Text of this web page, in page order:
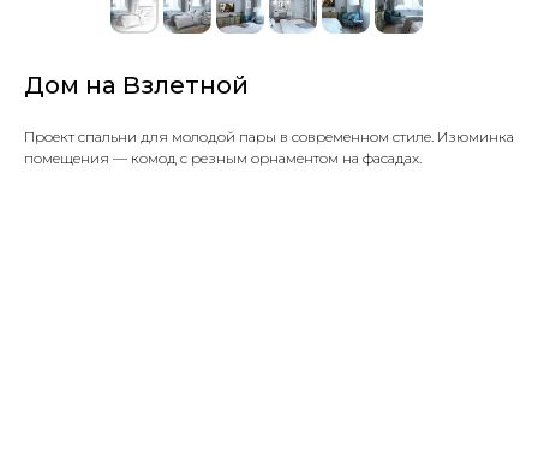
Дом на Взлетной
Проект спальни для молодой пары в современном стиле. Изюминка
помещения — комод с резным орнаментом на фасадах.